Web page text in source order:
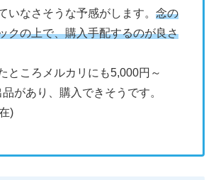
いなさそうな予感がします。 念の
クの上で、購入手配するのが良さ
ところメルカリにも5,000円～
があり、購入できそうです。
)